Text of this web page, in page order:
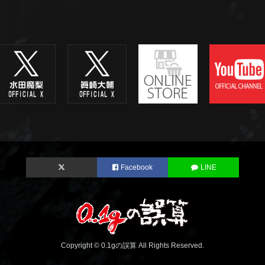
Facebook LINE
Copyright © 0.1gの誤算 All Rights Reserved.